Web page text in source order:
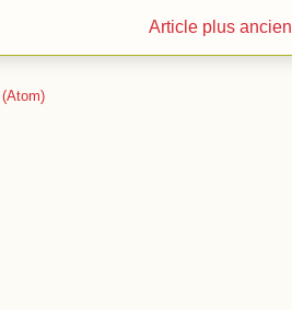
Article plus ancien